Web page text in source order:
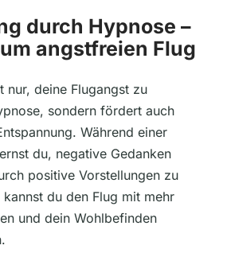
durch Hypnose –
angstfreien Flug
nur, deine Flugangst zu
sondern fördert auch
Während einer
du, negative Gedanken
positive Vorstellungen zu
du den Flug mit mehr
und dein Wohlbefinden